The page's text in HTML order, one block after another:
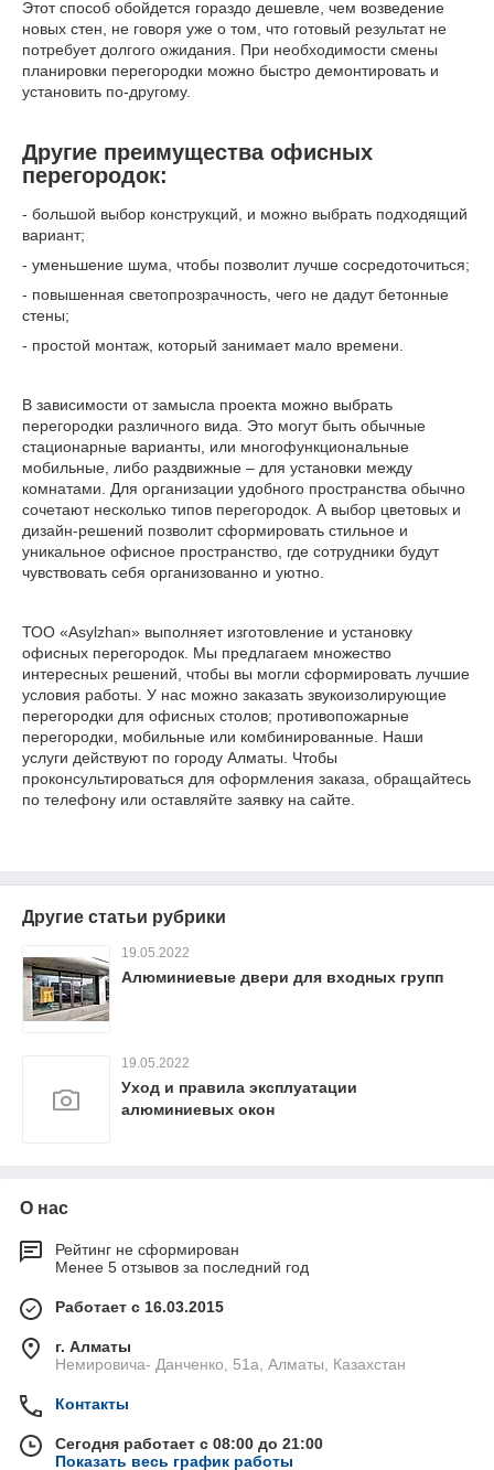
Этот способ обойдется гораздо дешевле, чем возведение
новых стен, не говоря уже о том, что готовый результат не
потребует долгого ожидания. При необходимости смены
планировки перегородки можно быстро демонтировать и
установить по-другому.
Другие преимущества офисных
перегородок:
- большой выбор конструкций, и можно выбрать подходящий
вариант;
- уменьшение шума, чтобы позволит лучше сосредоточиться;
- повышенная светопрозрачность, чего не дадут бетонные
стены;
- простой монтаж, который занимает мало времени.
В зависимости от замысла проекта можно выбрать
перегородки различного вида. Это могут быть обычные
стационарные варианты, или многофункциональные
мобильные, либо раздвижные – для установки между
комнатами. Для организации удобного пространства обычно
сочетают несколько типов перегородок. А выбор цветовых и
дизайн-решений позволит сформировать стильное и
уникальное офисное пространство, где сотрудники будут
чувствовать себя организованно и уютно.
ТОО «Asylzhan» выполняет изготовление и установку
офисных перегородок. Мы предлагаем множество
интересных решений, чтобы вы могли сформировать лучшие
условия работы. У нас можно заказать звукоизолирующие
перегородки для офисных столов; противопожарные
перегородки, мобильные или комбинированные. Наши
услуги действуют по городу Алматы. Чтобы
проконсультироваться для оформления заказа, обращайтесь
по телефону или оставляйте заявку на сайте.
Другие статьи рубрики
19.05.2022
Алюминиевые двери для входных групп
19.05.2022
Уход и правила эксплуатации
алюминиевых окон
О нас
Рейтинг не сформирован
Менее 5 отзывов за последний год
Работает с 16.03.2015
г. Алматы
Немировича- Данченко, 51а, Алматы, Казахстан
Контакты
Сегодня работает с 08:00 до 21:00
Показать весь график работы